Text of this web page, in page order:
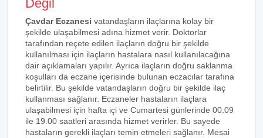
Değil
Çavdar Eczanesi vatandaşların ilaçlarına kolay bir
şekilde ulaşabilmesi adına hizmet verir. Doktorlar
tarafından reçete edilen ilaçların doğru bir şekilde
kullanılması için ilaçların hastalara nasıl kullanılacağına
dair açıklamaları yapılır. Ayrıca ilaçların doğru saklanma
koşulları da eczane içerisinde bulunan eczacılar tarafına
belirtilir. Bu şekilde vatandaşların doğru bir şekilde ilaç
kullanması sağlanır. Eczaneler hastaların ilaçlara
ulaşabilmesi için hafta içi ve Cumartesi günlerinde 00.09
ile 19.00 saatleri arasında hizmet verirler. Bu sayede
hastaların gerekli ilaçları temin etmeleri sağlanır. Mesai